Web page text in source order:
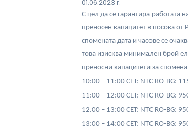
01.06.2023 г.
С цел да се гарантира работата
преносен капацитет в посока
спомената дата и часове се
това изисква минимален брой
преносни капацитети за
10:00 – 11:00 CET: NTC RO-BG:
11:00 – 12:00 CET: NTC RO-BG:
12.00 – 13:00 CET: NTC RO-BG:
13:00 – 14:00 CET: NTC RO-BG: